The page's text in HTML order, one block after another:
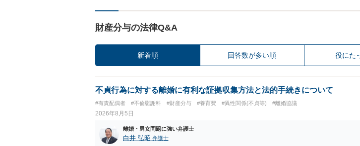
財産分与の法律Q&A
新着順 回答数が多い順 役にた
不貞行為に対する離婚に有利な証拠収集方法と法的手続きについて
#有責配偶者 #不倫慰謝料 #財産分与 #養育費 #異性関係(不貞等) #離婚協議
2026年8月5日
離婚・男女問題に強い弁護士
白井 弘昭 弁護士